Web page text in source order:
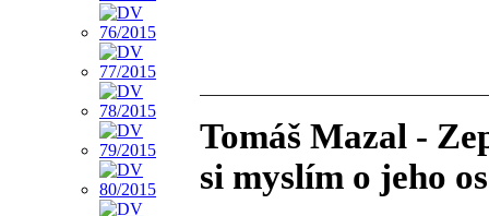
Tomáš Mazal -
si myslím o jeho